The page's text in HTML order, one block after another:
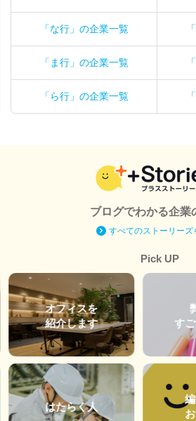
「な行」の企業一覧
「ま行」の企業一覧
「ら行」の企業一覧
ブログでわかる企業
すべてのストーリーズ
Pick UP
オフィスを
紹介します
はたらく人
す